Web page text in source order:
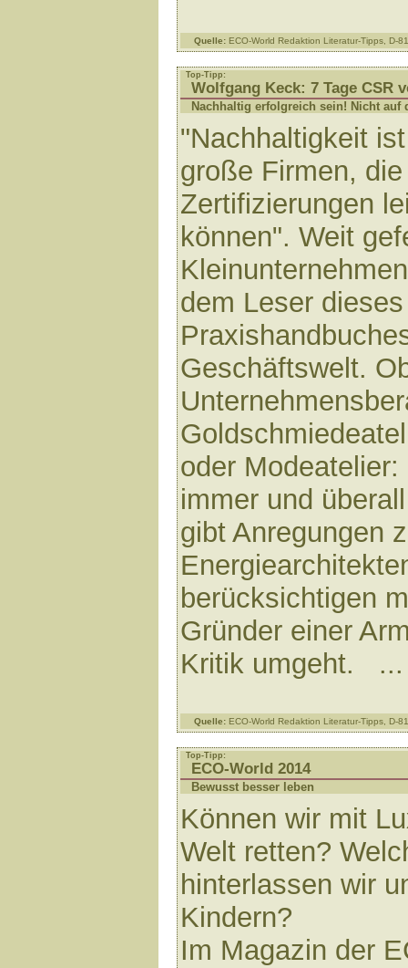
Quelle: ECO-World Redaktion Literatur-Tipps, D-
Top-Tipp:
Wolfgang Keck: 7 Tage CSR
Nachhaltig erfolgreich sein! Nicht auf
"Nachhaltigkeit
große Firmen,
Zertifizierungen
können". Weit
dem Leser
Geschäftswelt.
oder
immer und
gibt Anregungen
berücksichtigen
Gründer einer
Kritik umgeht.
Quelle: ECO-World Redaktion Literatur-Tipps, D-
Top-Tipp:
ECO-World 2014
Bewusst besser leben
Können wir mit
Welt retten?
hinterlassen wir
Kindern?
Im Magazin der